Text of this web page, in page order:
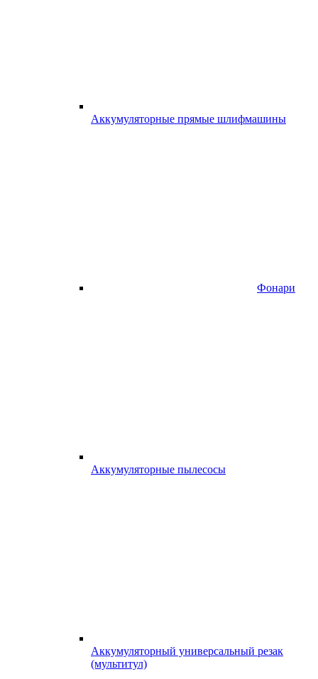
Аккумуляторные прямые шлифмашины
Фонари
Аккумуляторные пылесосы
Аккумуляторный универсальный резак
(мультитул)